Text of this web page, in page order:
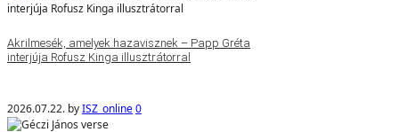
Akrilmesék, amelyek hazavisznek – Papp Gréta
interjúja Rofusz Kinga illusztrátorral
2026.07.22. byISZ_online0